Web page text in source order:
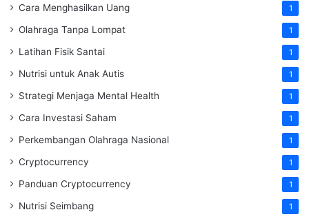
Cara Menghasilkan Uang 1
Olahraga Tanpa Lompat 1
Latihan Fisik Santai 1
Nutrisi untuk Anak Autis 1
Strategi Menjaga Mental Health 1
Cara Investasi Saham 1
Perkembangan Olahraga Nasional 1
Cryptocurrency 1
Panduan Cryptocurrency 1
Nutrisi Seimbang 1